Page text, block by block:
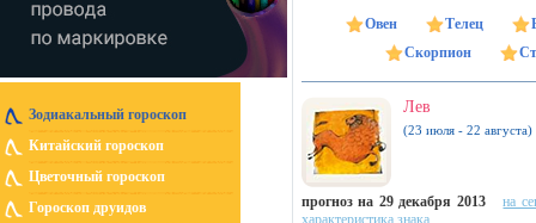
Зодиакальный гороскоп
Китайский гороскоп
Цветочный гороскоп
Гороскоп друидов
Овен Телец
Скорпион
Лев
(23 июля - 22 августа)
прогноз на 29 декабря 2013
на
характеристика знака